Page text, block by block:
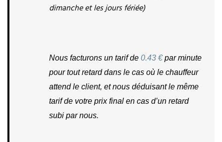
dimanche et les jours fériée)
Nous facturons un tarif de 0.43 € par minute
pour tout retard dans le cas où le chauffeur
attend le client, et nous déduisant le même
tarif de votre prix final en cas d’un retard
subi par nous.